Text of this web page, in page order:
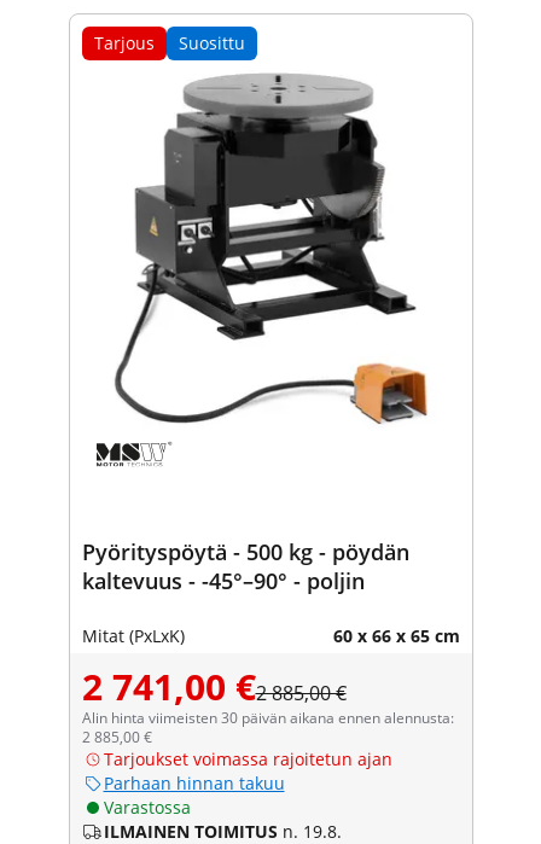
Tarjous Suosittu
Pyörityspöytä - 500 kg - pöydän
kaltevuus - -45°–90° - poljin
Mitat (PxLxK) 60 x 66 x 65 cm
2 741,00 €2 885,00 €
Alin hinta viimeisten 30 päivän aikana ennen alennusta:
2 885,00 €
Tarjoukset voimassa rajoitetun ajan
Parhaan hinnan takuu
Varastossa
ILMAINEN TOIMITUS n. 19.8.